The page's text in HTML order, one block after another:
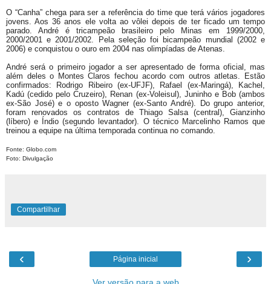
O “Canha” chega para ser a referência do time que terá vários jogadores
jovens. Aos 36 anos ele volta ao vôlei depois de ter ficado um tempo
parado. André é tricampeão brasileiro pelo Minas em 1999/2000,
2000/2001 e 2001/2002. Pela seleção foi bicampeão mundial (2002 e
2006) e conquistou o ouro em 2004 nas olimpíadas de Atenas.
André será o primeiro jogador a ser apresentado de forma oficial, mas
além deles o Montes Claros fechou acordo com outros atletas. Estão
confirmados: Rodrigo Ribeiro (ex-UFJF), Rafael (ex-Maringá), Kachel,
Kadú (cedido pelo Cruzeiro), Renan (ex-Voleisul), Juninho e Bob (ambos
ex-São José) e o oposto Wagner (ex-Santo André). Do grupo anterior,
foram renovados os contratos de Thiago Salsa (central), Gianzinho
(líbero) e Índio (segundo levantador). O técnico Marcelinho Ramos que
treinou a equipe na última temporada continua no comando.
Fonte: Globo.com
Foto: Divulgação
Compartilhar
‹ ›
Página inicial